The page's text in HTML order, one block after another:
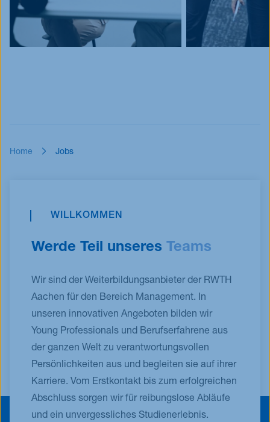
Home Jobs
WILLKOMMEN
Werde Teil unseres Teams
Wir sind der Weiterbildungsanbieter der RWTH
Aachen für den Bereich Management. In
unseren innovativen Angeboten bilden wir
Young Professionals und Berufserfahrene aus
der ganzen Welt zu verantwortungsvollen
Persönlichkeiten aus und begleiten sie auf ihrer
Karriere. Vom Erstkontakt bis zum erfolgreichen
Abschluss sorgen wir für reibungslose Abläufe
und ein unvergessliches Studienerlebnis.